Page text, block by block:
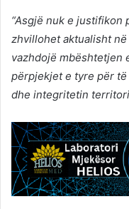
“Asgjë nuk e justifikon
zhvillohet aktualisht
vazhdojë mbështetjen
përpjekjet e tyre për
dhe integritetin